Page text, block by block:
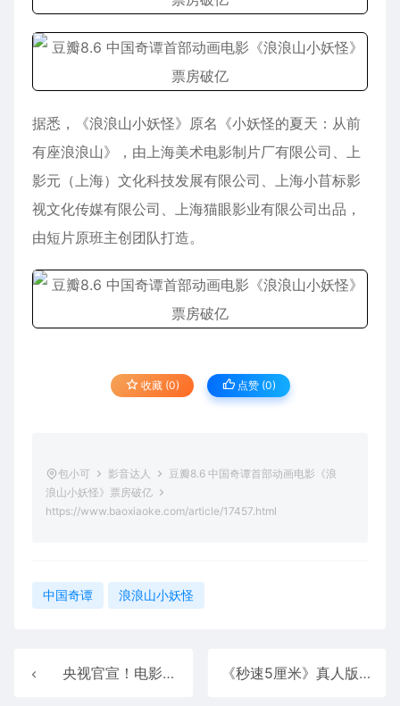
据悉，《浪浪山小妖怪》原名《小妖怪的夏天：从前
有座浪浪山》，由上海美术电影制片厂有限公司、上
影元（上海）文化科技发展有限公司、上海小苜标影
视文化传媒有限公司、上海猫眼影业有限公司出品，
由短片原班主创团队打造。
收藏 (0) 点赞 (0)
包小可 影音达人
豆瓣8.6 中国奇谭首部动画电影《浪
浪山小妖怪》票房破亿
https://www.baoxiaoke.com/article/17457.html
中国奇谭 浪浪山小妖怪
央视官宣！电影《731》定档：将于9月18日上映 预告片公布 《秒速5厘米》真人版电影女主角公布 新海诚边看边哭